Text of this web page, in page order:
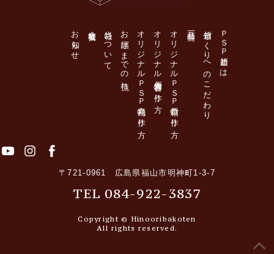
ＰＳＰ折箱とは
折箱づくりへのこだわり
オリジナルＰＳＰ折箱の作り方
オリジナル個食容器の作り方
オリジナルＰＳＰ丸桶の作り方
お届けまでの流れ
当社について
お知らせ
〒721-0961 広島県福山市明神町1-3-7
TEL 084-922-3837
Copyright © Hinooribakoten
All rights reserved.